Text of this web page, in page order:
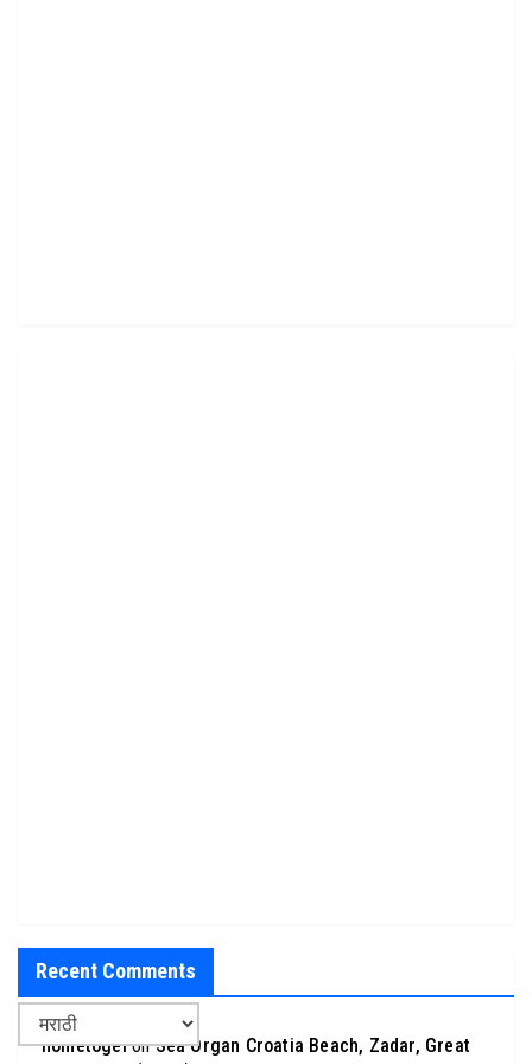
Recent Comments
hometogelonSea Organ Croatia Beach, Zadar, Great